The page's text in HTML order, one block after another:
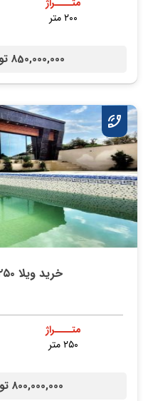
۲۰۰ متر
850,000,000 تومان /
خرید ویلا ۲۵۰ متر زمین سند دار
متــــراژ
۲۵۰ متر
800,000,000 تومان /